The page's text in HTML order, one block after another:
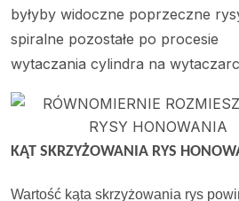
byłyby widoczne poprzeczne
spiralne pozostałe po procesie
wytaczania cylindra na
KĄT SKRZYŻOWANIA RYS
Wartość kąta skrzyżowania rys